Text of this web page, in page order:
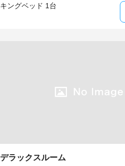
キングベッド 1台
デラックスルーム